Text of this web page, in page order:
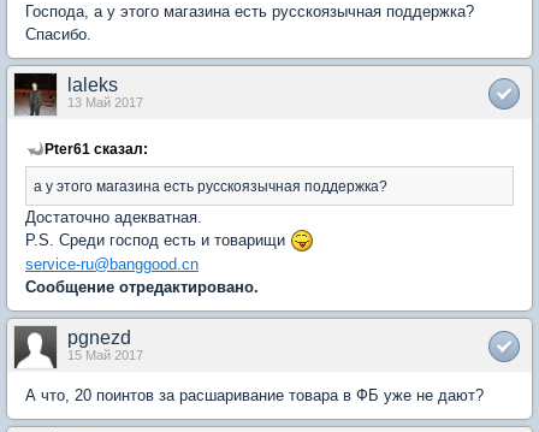
Господа, а у этого магазина есть русскоязычная поддержка?
Спасибо.
laleks
13 Май 2017
Pter61 сказал:
а у этого магазина есть русскоязычная поддержка?
Достаточно адекватная.
P.S. Среди господ есть и товарищи
service-ru@banggood.cn
Сообщение отредактировано.
pgnezd
15 Май 2017
А что, 20 поинтов за расшаривание товара в ФБ уже не дают?